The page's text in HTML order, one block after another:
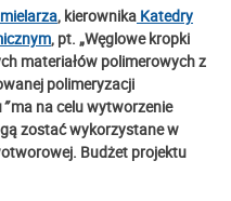
, kierownika Katedry
, pt. „Węglowe kropki
materiałów polimerowych z
polimeryzacji
”ma na celu wytworzenie
zostać wykorzystane w
Budżet projektu